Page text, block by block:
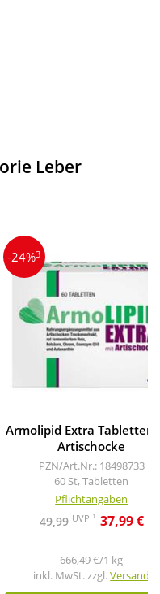
Leber
-24%3
Armolipid Extra Tabletten
Artischocke
PZN/Art.Nr.: 18498733
60 St, Tabletten
Pflichtangaben
49,99 UVP 1 37,99 €
666,49 €/1 kg
inkl. MwSt. zzgl.Versand